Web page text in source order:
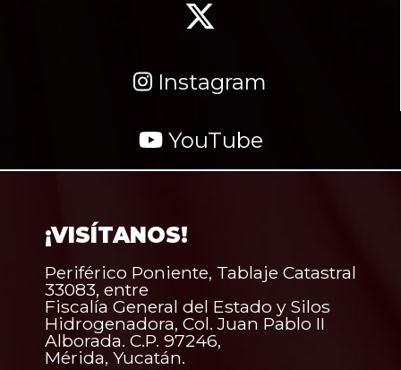
Instagram
YouTube
¡VISÍTANOS!
Periférico Poniente, Tablaje Catastral
33083, entre
Fiscalía General del Estado y Silos
Hidrogenadora, Col. Juan Pablo II
Alborada. C.P. 97246,
Mérida, Yucatán.